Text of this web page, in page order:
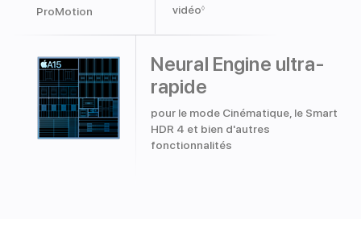
ProMotion
vidéo◊
Neural Engine ultra-
rapide
pour le mode Cinématique, le Smart
HDR 4 et bien d'autres
fonctionnalités